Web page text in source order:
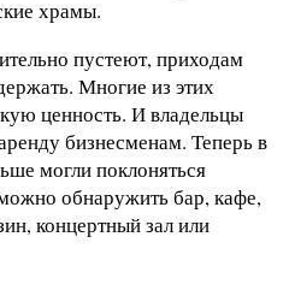
храмы.
пустеют, приходам
Многие из этих
ценность. И владельцы
бизнесменам. Теперь в
могли поклоняться
обнаружить бар, кафе,
концертный зал или